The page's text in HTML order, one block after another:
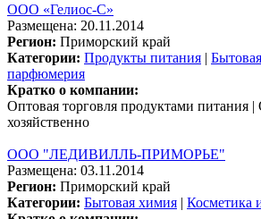
ООО «Гелиос-С»
Размещена: 20.11.2014
Регион: Приморский край
Категории: Продукты питания |
парфюмерия
Кратко о компании:
Оптовая торговля продуктами питания |
хозяйственно
ООО "ЛЕДИВИЛЛЬ-ПРИМОРЬЕ"
Размещена: 03.11.2014
Регион: Приморский край
Категории: Бытовая химия | Косметика